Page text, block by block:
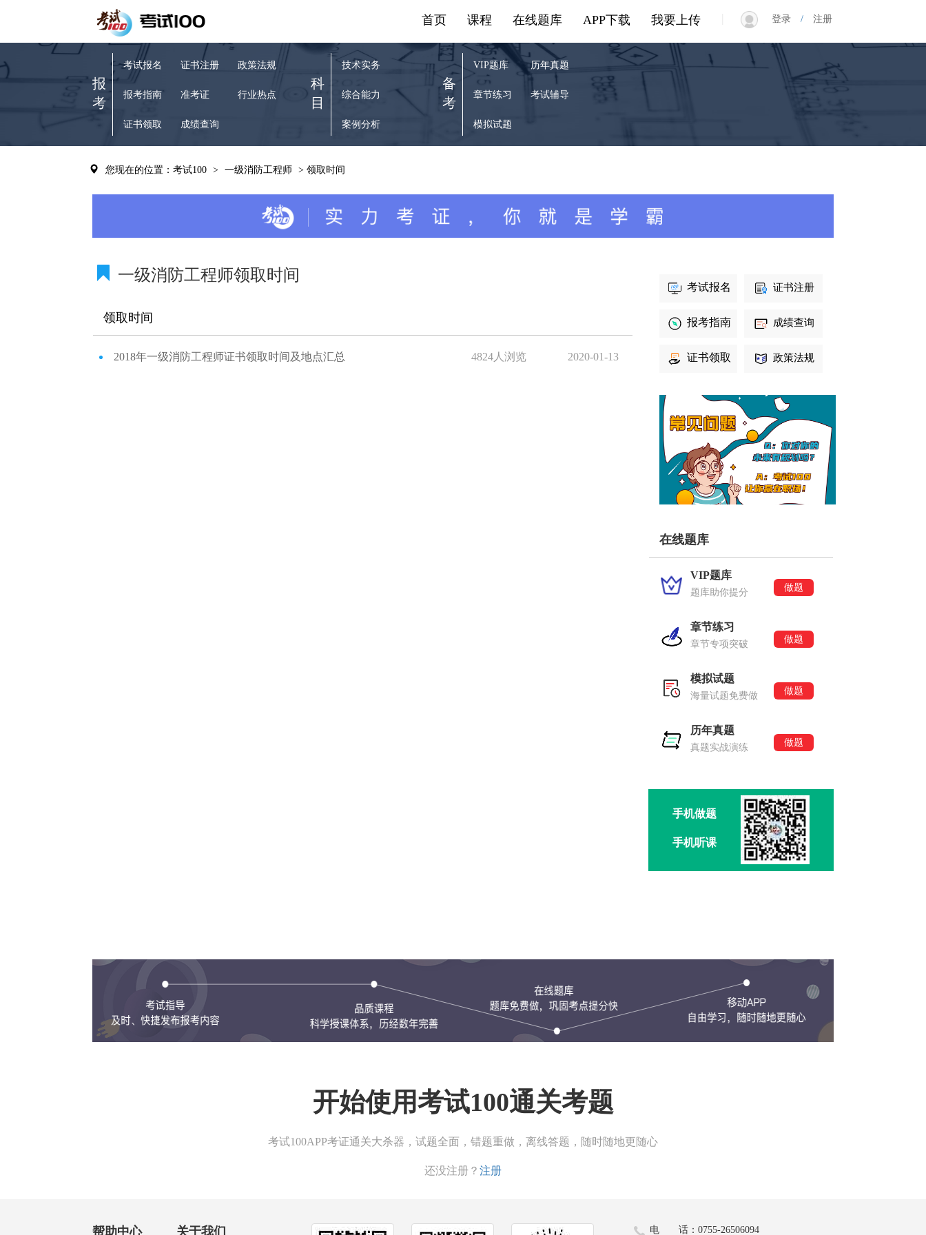
登录/ 注册
我要上传
APP下载
在线题库
课程
首页
报
考
考试报名
报考指南
证书领取
证书注册
准考证
成绩查询
政策法规
行业热点
科
目
技术实务
综合能力
案例分析
备
考
VIP题库
章节练习
模拟试题
历年真题
考试辅导
您现在的位置：考试100 > 一级消防工程师 > 领取时间
一级消防工程师领取时间
领取时间
2018年一级消防工程师证书领取时间及地点汇总 4824人浏览 2020-01-13
考试报名
报考指南
证书领取
证书注册
成绩查询
政策法规
在线题库
VIP题库
题库助你提分 做题
章节练习
章节专项突破 做题
模拟试题
海量试题免费做 做题
历年真题
真题实战演练 做题
手机做题
手机听课
开始使用考试100通关考题
考试100APP考证通关大杀器，试题全面，错题重做，离线答题，随时随地更随心
还没注册？ 注册
帮助中心 关于我们 电 话：0755-26506094